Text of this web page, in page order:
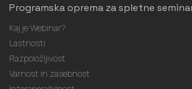
Programska oprema za spletne
Kaj je Webinar?
Lastnosti
Razpoložljivost
Varnost in zasebnost